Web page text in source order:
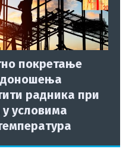
покретање
доношења
радника при
условима